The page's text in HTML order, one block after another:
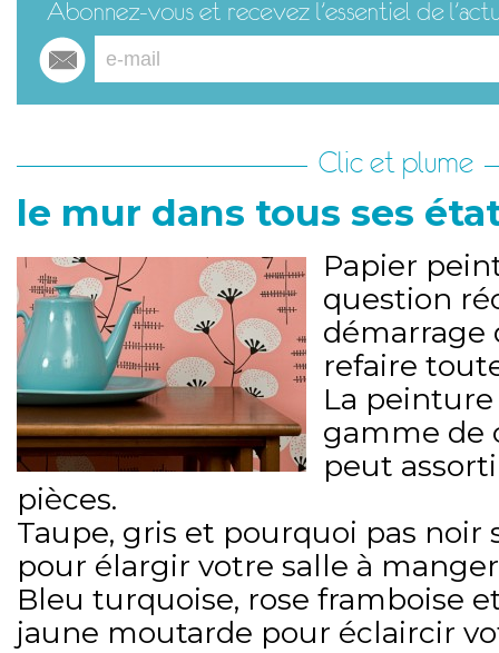
Clic et plume
le mur dans tous ses
Papier
question
démarrage
refaire
La
gamme de
peut
pièces.
Taupe, gris et pourquoi pas
pour élargir votre salle à
Bleu turquoise, rose framboise
jaune moutarde pour éclaircir